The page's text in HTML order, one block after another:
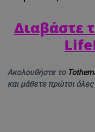
Διαβάστε
Ακολουθήστε το
και μάθετε πρώτοι όλες